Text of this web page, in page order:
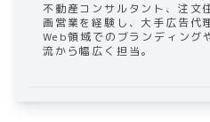
不動産コンサルタント、注文
画営業を経験し、大手広告代
Web領域でのブランディング
流から幅広く担当。